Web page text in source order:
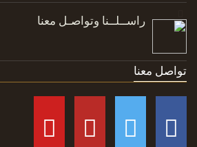
راســلــنا وتواصـل معنا
تواصل معنا